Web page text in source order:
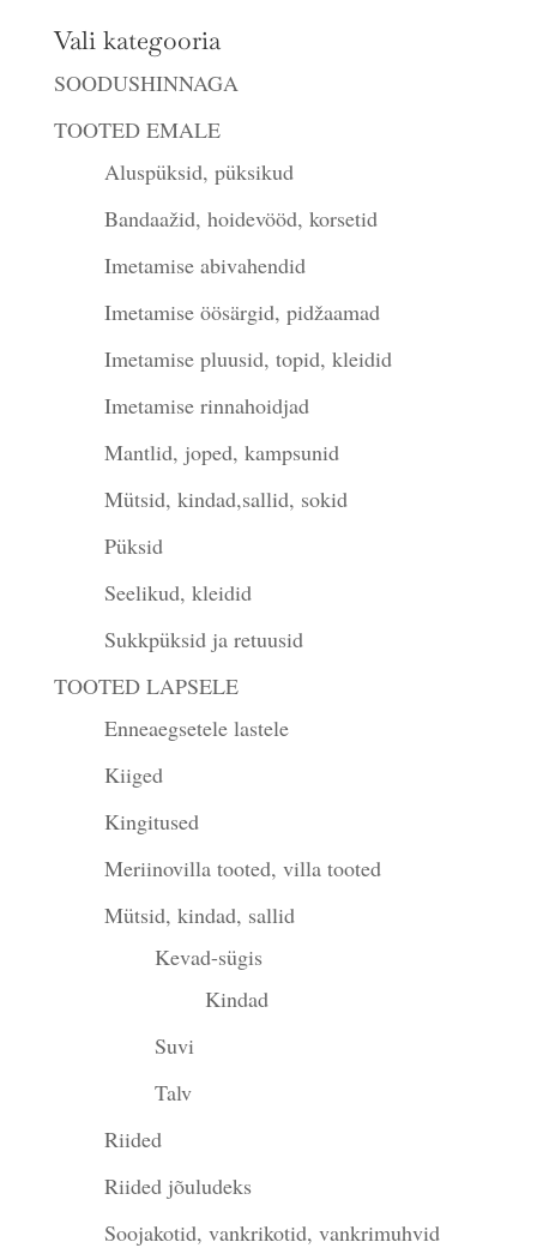
Vali kategooria
SOODUSHINNAGA
TOOTED EMALE
Aluspüksid, püksikud
Bandaažid, hoidevööd, korsetid
Imetamise abivahendid
Imetamise öösärgid, pidžaamad
Imetamise pluusid, topid, kleidid
Imetamise rinnahoidjad
Mantlid, joped, kampsunid
Mütsid, kindad,sallid, sokid
Püksid
Seelikud, kleidid
Sukkpüksid ja retuusid
TOOTED LAPSELE
Enneaegsetele lastele
Kiiged
Kingitused
Meriinovilla tooted, villa tooted
Mütsid, kindad, sallid
Kevad-sügis
Kindad
Suvi
Talv
Riided
Riided jõuludeks
Soojakotid, vankrikotid, vankrimuhvid